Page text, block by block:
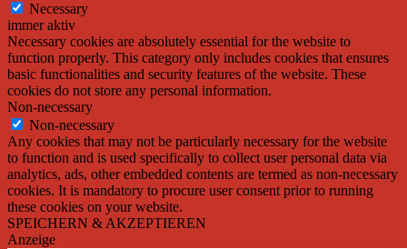
Necessary
immer aktiv
Necessary cookies are absolutely essential for the website to
function properly. This category only includes cookies that ensures
basic functionalities and security features of the website. These
cookies do not store any personal information.
Non-necessary
Non-necessary
Any cookies that may not be particularly necessary for the website
to function and is used specifically to collect user personal data via
analytics, ads, other embedded contents are termed as non-necessary
cookies. It is mandatory to procure user consent prior to running
these cookies on your website.
SPEICHERN & AKZEPTIEREN
Anzeige